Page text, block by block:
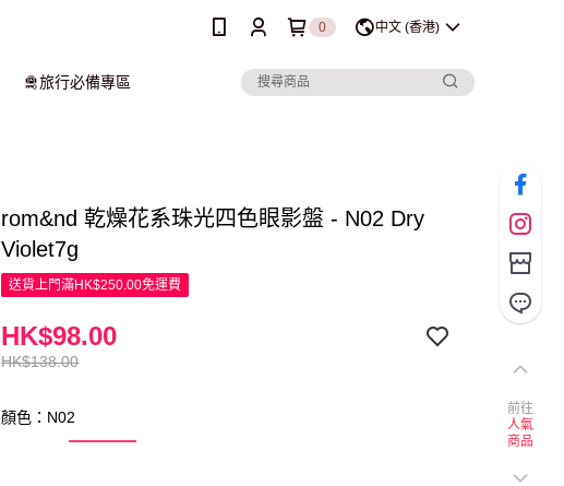
0 中文 (香港)
🛅旅行必備專區
rom&nd 乾燥花系珠光四色眼影盤 - N02 Dry
Violet7g
送貨上門滿HK$250.00免運費
HK$138.00
HK$98.00
顏色：N02
前往
人氣
商品